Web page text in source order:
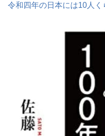
令和四年の日本には10人く